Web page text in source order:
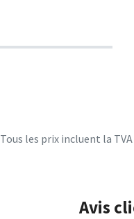
Tous les prix incluent la
Avis